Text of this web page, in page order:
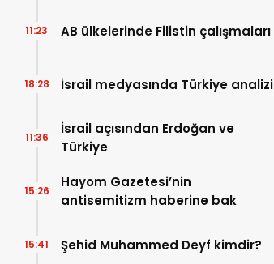
AB ülkelerinde Filistin çalışmaları
11:23
İsrail medyasında Türkiye analizi
18:28
İsrail açısından Erdoğan ve
Türkiye
11:36
Hayom Gazetesi’nin
antisemitizm haberine bak
15:26
Şehid Muhammed Deyf kimdir?
15:41